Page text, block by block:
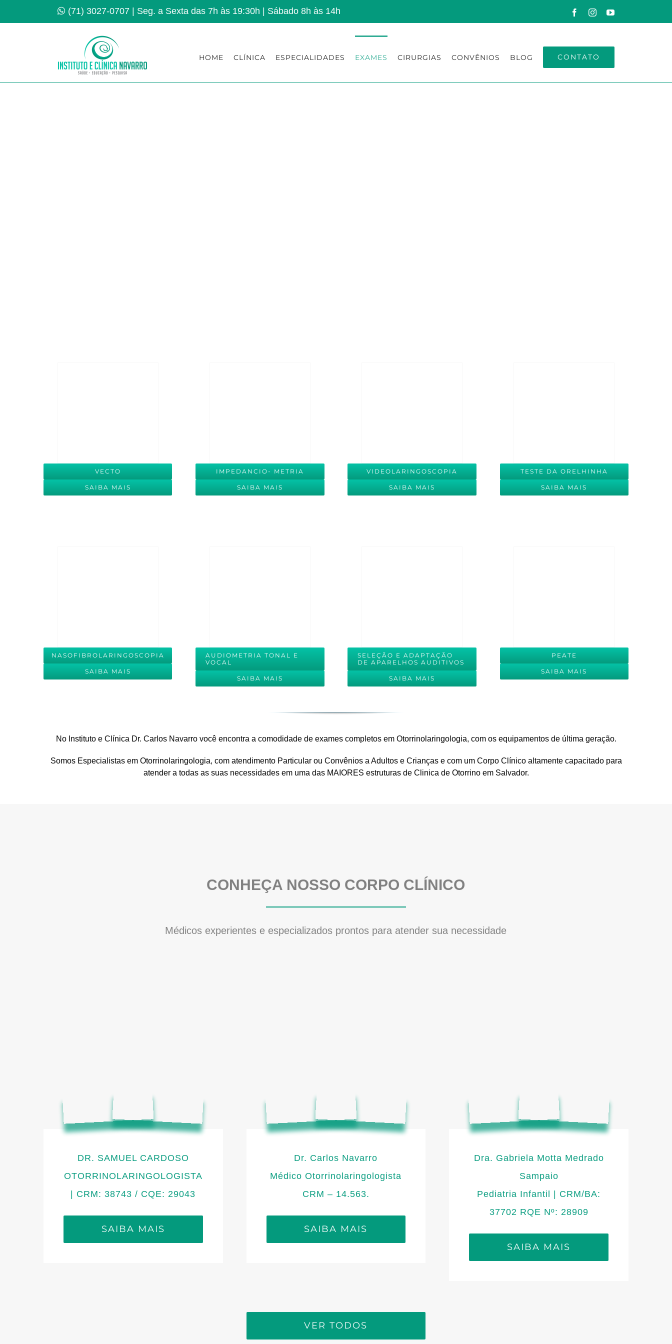
(71) 3027-0707 | Seg. a Sexta das 7h às 19:30h | Sábado 8h às 14h FacebookInstagramYouTube
HOME CLÍNICA ESPECIALIDADES EXAMES CIRURGIAS CONVÊNIOS BLOG CONTATO
VECTO
SAIBA MAIS
IMPEDANCIO- METRIA
SAIBA MAIS
VIDEOLARINGOSCOPIA
SAIBA MAIS
TESTE DA ORELHINHA
SAIBA MAIS
NASOFIBROLARINGOSCOPIA
SAIBA MAIS
AUDIOMETRIA TONAL E
VOCAL
SAIBA MAIS
SELEÇÃO E ADAPTAÇÃO
DE APARELHOS AUDITIVOS
SAIBA MAIS
PEATE
SAIBA MAIS
No Instituto e Clínica Dr. Carlos Navarro você encontra a comodidade de exames completos em Otorrinolaringologia, com os equipamentos de última geração.
Somos Especialistas em Otorrinolaringologia, com atendimento Particular ou Convênios a Adultos e Crianças e com um Corpo Clínico altamente capacitado para
atender a todas as suas necessidades em uma das MAIORES estruturas de Clinica de Otorrino em Salvador.
CONHEÇA NOSSO CORPO CLÍNICO
Médicos experientes e especializados prontos para atender sua necessidade
DR. SAMUEL CARDOSO
OTORRINOLARINGOLOGISTA
| CRM: 38743 / CQE: 29043
SAIBA MAIS
Dr. Carlos Navarro
Médico Otorrinolaringologista
CRM – 14.563.
SAIBA MAIS
Dra. Gabriela Motta Medrado
Sampaio
Pediatria Infantil | CRM/BA:
37702 RQE Nº: 28909
SAIBA MAIS
VER TODOS